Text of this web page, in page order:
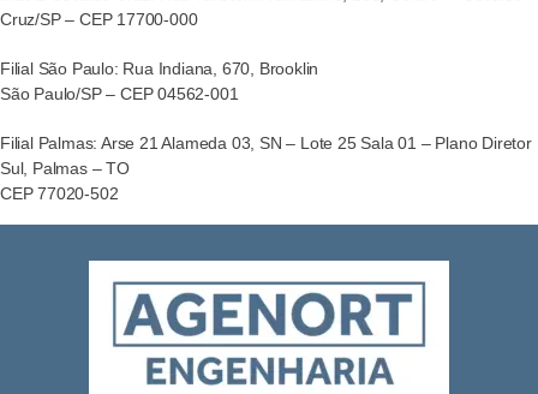
Cruz/SP – CEP 17700-000
Filial São Paulo: Rua Indiana, 670, Brooklin
São Paulo/SP – CEP 04562-001
Filial Palmas: Arse 21 Alameda 03, SN – Lote 25 Sala 01 – Plano Diretor
Sul, Palmas – TO
CEP 77020-502